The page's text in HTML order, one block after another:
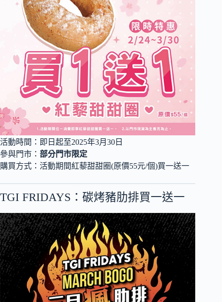
活動時間：即日起至2025年3月30日
參與門市： 部分門市限定
購買方式：活動期間紅藜甜甜圈(原價55元/個)買一送一
TGI FRIDAYS：碳烤豬肋排買一送一